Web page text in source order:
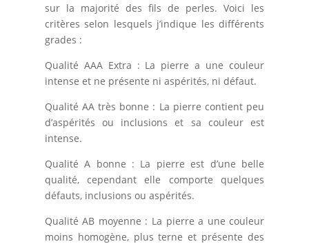
sur la majorité des fils de perles. Voici les
critères selon lesquels j’indique les différents
grades :
Qualité AAA Extra : La pierre a une couleur
intense et ne présente ni aspérités, ni défaut.
Qualité AA très bonne : La pierre contient peu
d’aspérités ou inclusions et sa couleur est
intense.
Qualité A bonne : La pierre est d’une belle
qualité, cependant elle comporte quelques
défauts, inclusions ou aspérités.
Qualité AB moyenne : La pierre a une couleur
moins homogène, plus terne et présente des